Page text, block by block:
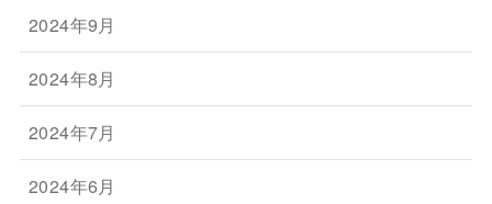
2024年9月
2024年8月
2024年7月
2024年6月